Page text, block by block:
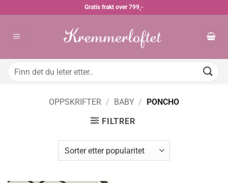
Gratis frakt over 799,-
Søk
OPPSKRIFTER / BABY / PONCHO
FILTRER